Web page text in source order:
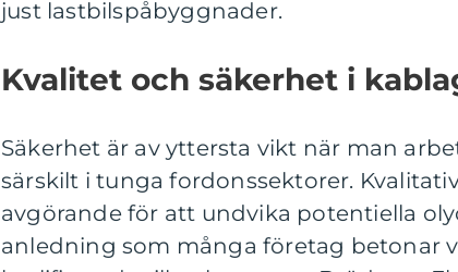
just lastbilspåbyggnader.
Kvalitet och säkerhet i
Säkerhet är av yttersta vikt när man
särskilt i tunga fordonssektorer.
avgörande för att undvika potentiella
anledning som många företag betonar